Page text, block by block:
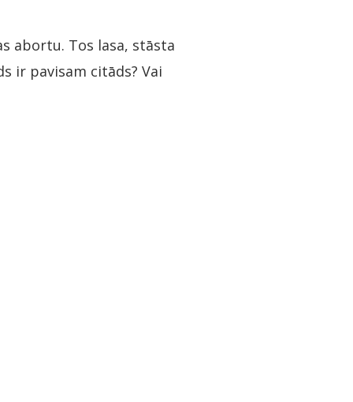
abortu. Tos lasa, stāsta
ir pavisam citāds? Vai